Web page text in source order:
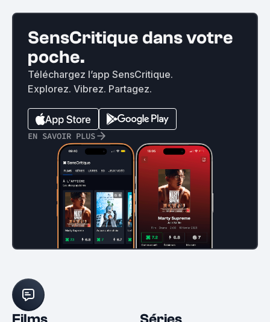
SensCritique dans votre
poche.
Téléchargez l’app SensCritique.
Explorez. Vibrez. Partagez.
EN SAVOIR PLUS